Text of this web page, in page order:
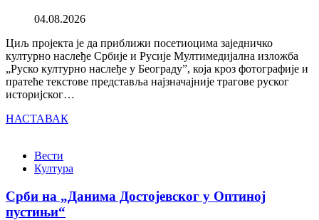
04.08.2026
Циљ пројекта је да приближи посетиоцима заједничко
културно наслеђе Србије и Русије Мултимедијална изложба
„Руско културно наслеђе у Београду”, која кроз фотографије и
пратеће текстове представља најзначајније трагове руског
историјског…
НАСТАВАК
Вести
Култура
Срби на „Данима Достојевског у Оптиној
пустињи“